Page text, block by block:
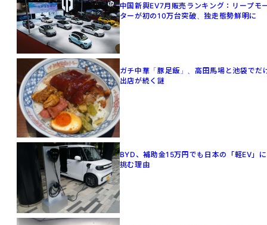
中国新興EV7月販売ランキング：リープモ
ターが初の10万台突破、独走態勢鮮明に
ガチ中華「豚足飯」、高田馬場と池袋でだ
出店が続く謎
BYD、補助金15万円でも日本の「軽EV」に
挑む理由